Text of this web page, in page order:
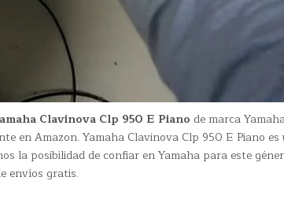
Clavinova Clp 950 E Piano de marca
en Amazon. Yamaha Clavinova Clp 950 E Piano es
la posibilidad de confiar en Yamaha para este
envíos gratis.